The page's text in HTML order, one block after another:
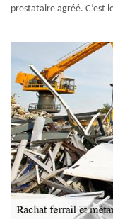
prestataire agréé. C’est